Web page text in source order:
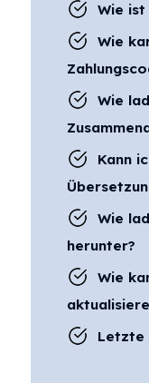
Wie
Wie
Wie
Kann
Wie
herunter?
Wie
Letzte